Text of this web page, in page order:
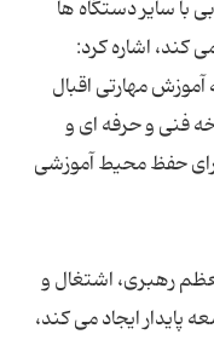
با سایر دستگاه ها
کند، اشاره کرد:
مهارتی اقبال
فنی و حرفه ای و
حفظ محیط آموزشی
رهبری، اشتغال و
پایدار ایجاد می کند،